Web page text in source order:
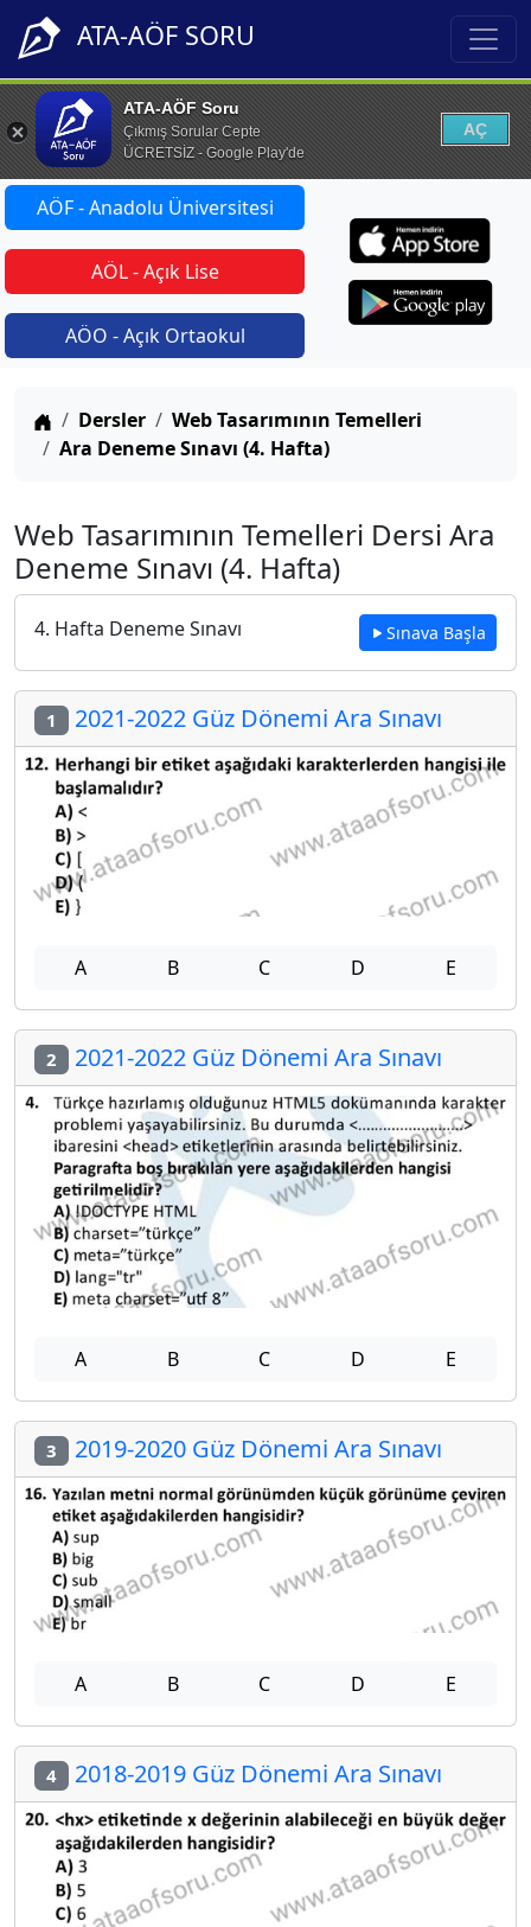
ATA-AÖF SORU
ATA-AÖF Soru
Çıkmış Sorular Cepte
ÜCRETSİZ - Google Play'de
AÇ
AÖF - Anadolu Üniversitesi
AÖL - Açık Lise
AÖO - Açık Ortaokul
Anasayfa
Dersler
Web Tasarımının Temelleri
Ara Deneme Sınavı (4. Hafta)
Web Tasarımının Temelleri Dersi Ara
Deneme Sınavı (4. Hafta)
4. Hafta Deneme Sınavı Sınava Başla
1 2021-2022 Güz Dönemi Ara Sınavı
A B C D E
2 2021-2022 Güz Dönemi Ara Sınavı
A B C D E
3 2019-2020 Güz Dönemi Ara Sınavı
A B C D E
4 2018-2019 Güz Dönemi Ara Sınavı